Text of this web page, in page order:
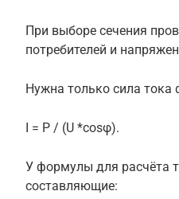
При выборе сечения
потребителей и
Нужна только сила
I = P / (U *cosφ).
У формулы для расчёта
составляющие: